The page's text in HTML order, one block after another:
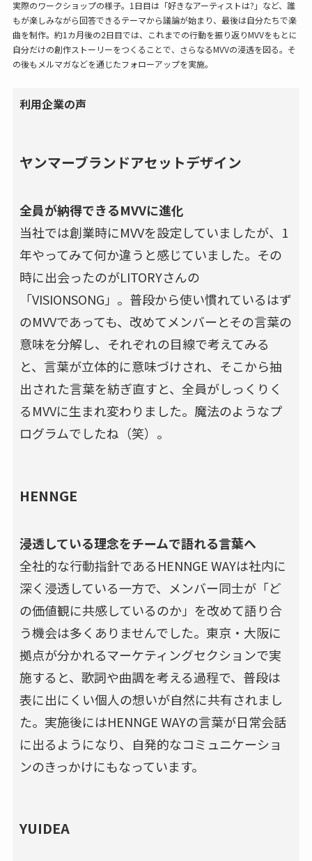
実際のワークショップの様子。1日目は「好きなアーティストは?」など、誰
もが楽しみながら回答できるテーマから議論が始まり、最後は自分たちで楽
曲を制作。約1カ月後の2日目では、これまでの行動を振り返りMVVをもとに
自分だけの創作ストーリーをつくることで、さらなるMVVの浸透を図る。そ
の後もメルマガなどを通じたフォローアップを実施。
利用企業の声
ヤンマーブランドアセットデザイン
全員が納得できるMVVに進化
当社では創業時にMVVを設定していましたが、1
年やってみて何か違うと感じていました。その
時に出会ったのがLITORYさんの
「VISIONSONG」。普段から使い慣れているはず
のMVVであっても、改めてメンバーとその言葉の
意味を分解し、それぞれの目線で考えてみる
と、言葉が立体的に意味づけされ、そこから抽
出された言葉を紡ぎ直すと、全員がしっくりく
るMVVに生まれ変わりました。魔法のようなプ
ログラムでしたね（笑）。
HENNGE
浸透している理念をチームで語れる言葉へ
全社的な行動指針であるHENNGE WAYは社内に
深く浸透している一方で、メンバー同士が「ど
の価値観に共感しているのか」を改めて語り合
う機会は多くありませんでした。東京・大阪に
拠点が分かれるマーケティングセクションで実
施すると、歌詞や曲調を考える過程で、普段は
表に出にくい個人の想いが自然に共有されまし
た。実施後にはHENNGE WAYの言葉が日常会話
に出るようになり、自発的なコミュニケーショ
ンのきっかけにもなっています。
YUIDEA